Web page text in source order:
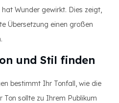
Wunder gewirkt. Dies zeigt,
Übersetzung einen großen
und Stil finden
bestimmt Ihr Tonfall, wie die
Ton sollte zu Ihrem Publikum